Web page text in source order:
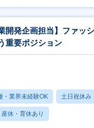
開発企画担当】ファッ
重要ポジション
・業界未経験OK 土日祝休み
産休・育休あり